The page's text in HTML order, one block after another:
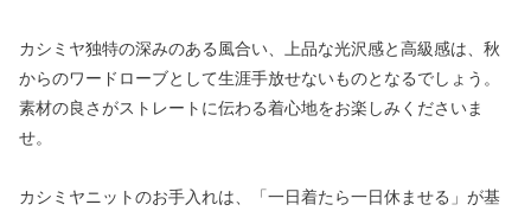
カシミヤ独特の深みのある風合い、上品な光沢感と高級感は、秋
からのワードローブとして生涯手放せないものとなるでしょう。
素材の良さがストレートに伝わる着心地をお楽しみくださいま
せ。
カシミヤニットのお手入れは、「一日着たら一日休ませる」が基